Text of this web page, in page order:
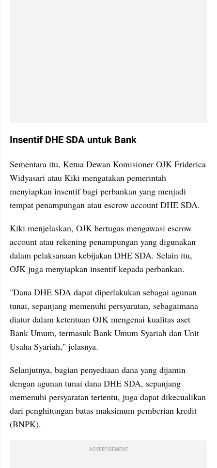
Insentif DHE SDA untuk Bank
Sementara itu, Ketua Dewan Komisioner OJK Friderica
Widyasari atau Kiki mengatakan pemerintah
menyiapkan insentif bagi perbankan yang menjadi
tempat penampungan atau escrow account DHE SDA.
Kiki menjelaskan, OJK bertugas mengawasi escrow
account atau rekening penampungan yang digunakan
dalam pelaksanaan kebijakan DHE SDA. Selain itu,
OJK juga menyiapkan insentif kepada perbankan.
"Dana DHE SDA dapat diperlakukan sebagai agunan
tunai, sepanjang memenuhi persyaratan, sebagaimana
diatur dalam ketentuan OJK mengenai kualitas aset
Bank Umum, termasuk Bank Umum Syariah dan Unit
Usaha Syariah," jelasnya.
Selanjutnya, bagian penyediaan dana yang dijamin
dengan agunan tunai dana DHE SDA, sepanjang
memenuhi persyaratan tertentu, juga dapat dikecualikan
dari penghitungan batas maksimum pemberian kredit
(BNPK).
ADVERTISEMENT